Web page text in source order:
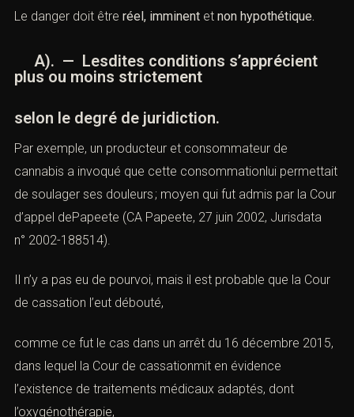
Le danger doit être réel, imminent et non hypothétique.
A). — Lesdites conditions s’apprécient
plus ou moins strictement
selon le degré de juridiction.
Par exemple, un producteur et consommateur de
cannabis a invoqué que cette consommationlui permettait
de soulager ses douleurs ; moyen qui fut admis par la Cour
d’appel dePapeete (CA Papeete, 27 juin 2002, Jurisdata
n° 2002-188514)
Il n’y a pas eu de pourvoi, mais il est probable que la Cour
de cassation l’eut débouté,
comme ce fut le cas dans un arrêt du 16 décembre 2015,
dans lequel la Cour de cassationmit en évidence
l’existence de traitements médicaux adaptés, dont
l’oxygénothérapie,